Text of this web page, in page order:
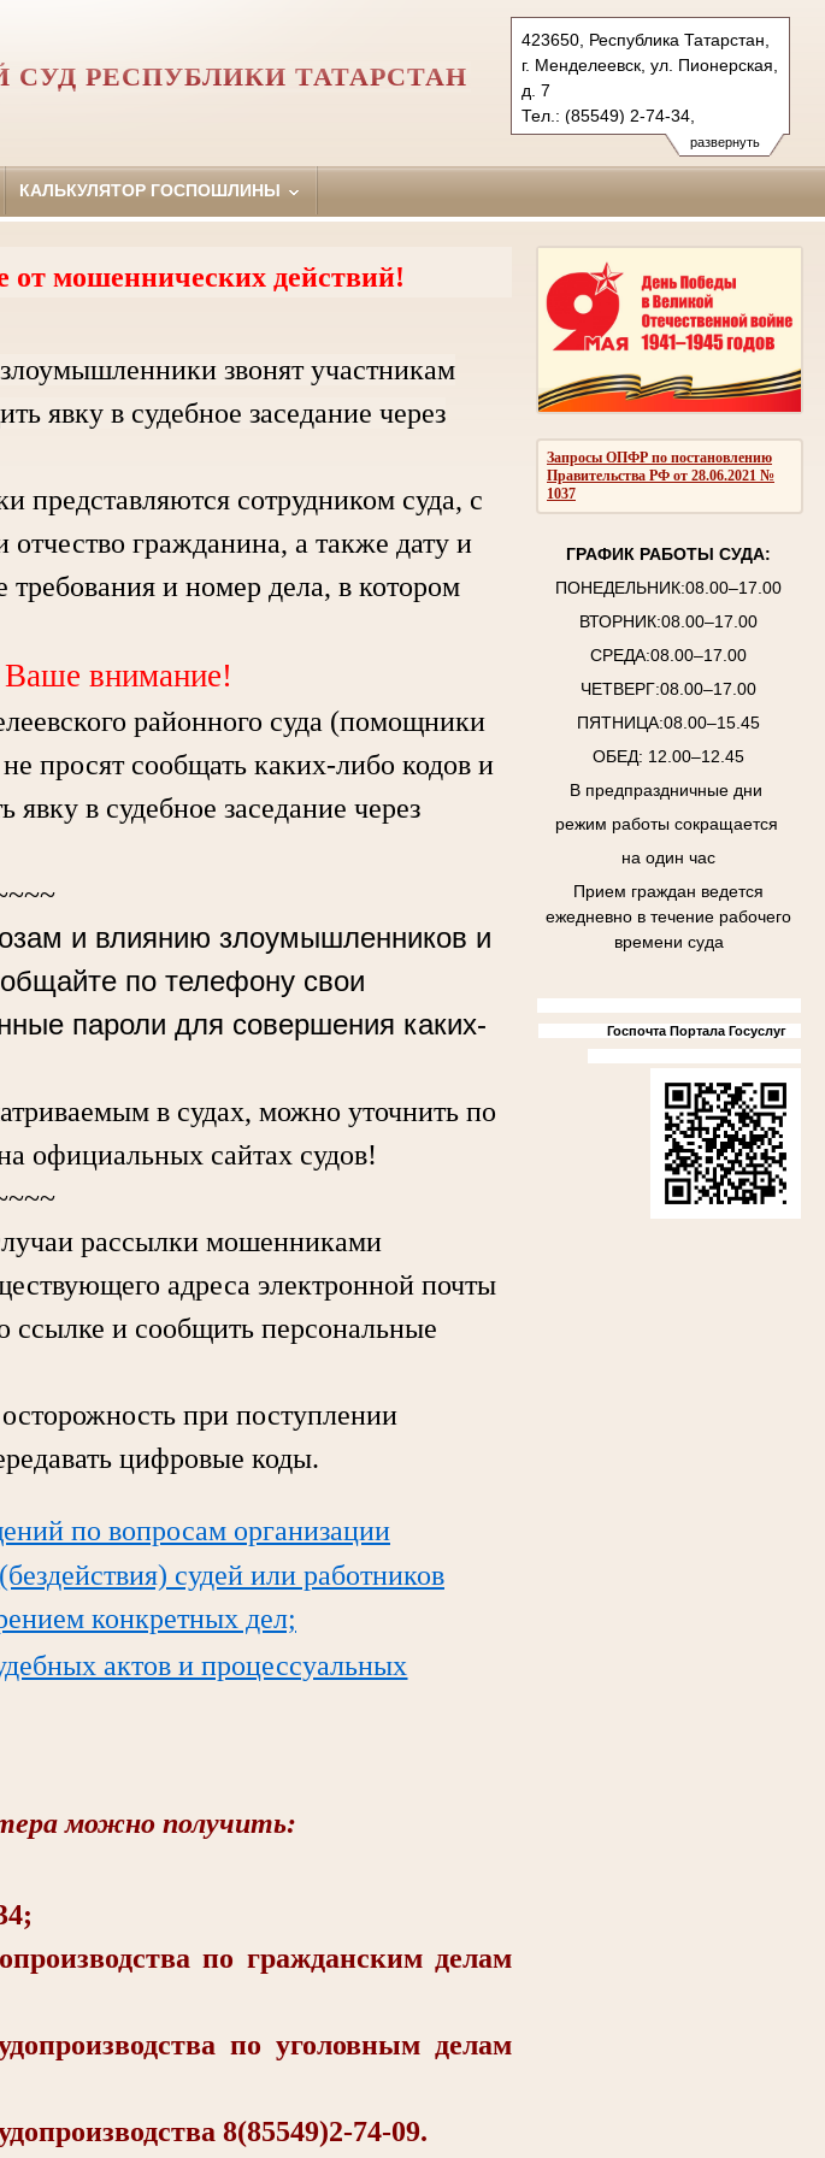
развернуть
423650, Республика Татарстан,
г. Менделеевск, ул. Пионерская,
д. 7
Тел.: (85549) 2-74-34,
(85549) 2-53-44 (ф.)
mendeleevsky.tat@sudrf.ru
РЕСПУБЛИКИ ТАТАРСТАН
КАЛЬКУЛЯТОР ГОСПОШЛИНЫ
Запросы ОПФР по постановлению
Правительства РФ от 28.06.2021 №
1037
ГРАФИК РАБОТЫ СУДА:
ПОНЕДЕЛЬНИК:08.00–17.00
ВТОРНИК:08.00–17.00
СРЕДА:08.00–17.00
ЧЕТВЕРГ:08.00–17.00
ПЯТНИЦА:08.00–15.45
ОБЕД: 12.00–12.45
В предпраздничные дни
режим работы сокращается
на один час
Прием граждан ведется
ежедневно в течение рабочего
времени суда
Госпочта Портала Госуслуг
от мошеннических действий!
звонят участникам
явку в судебное заседание через
сотрудником суда, с
гражданина, а также дату и
требования и номер дела, в котором
внимание!
районного суда (помощники
просят сообщать каких-либо кодов и
явку в судебное заседание через
и влиянию злоумышленников и
по телефону свои
пароли для совершения каких-
в судах, можно уточнить по
официальных сайтах судов!
рассылки мошенниками
адреса электронной почты
ссылке и сообщить персональные
при поступлении
цифровые коды.
по вопросам организации
судей или работников
конкретных дел;
актов и процессуальных
можно получить:
по гражданским делам
по уголовным делам
8(85549)2-74-09.